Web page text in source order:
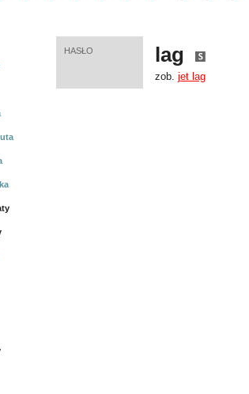
HASŁO lag
zob. jet lag